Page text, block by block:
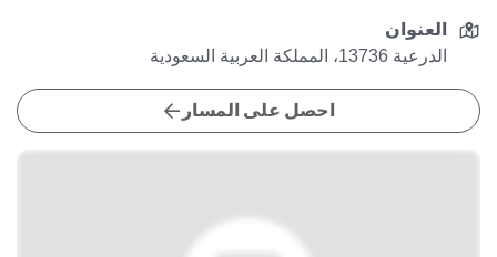
العنوان
الدرعية 13736، المملكة العربية السعودية
احصل على المسار